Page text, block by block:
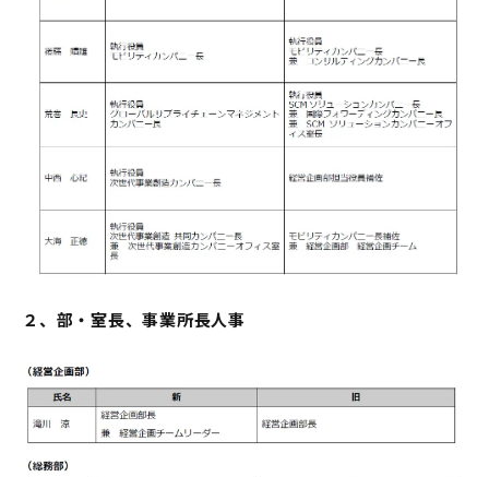
２、部・室長、事業所長人事